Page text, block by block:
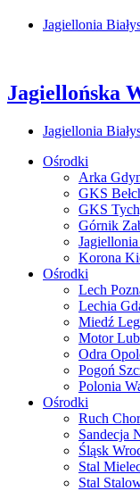
Jagiellonia
Jagiellońska
Jagiellonia
Ośrodki
Arka
GKS
GKS
Górnik
Korona
Ośrodki
Lech
Lechia
Miedź
Motor
Odra
Pogoń
Polonia
Ośrodki
Ruch
Sandecja
Śląsk
Stal
Stal